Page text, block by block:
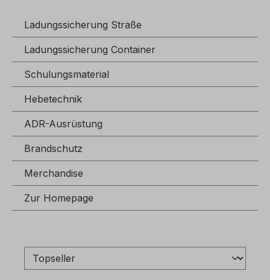
Ladungssicherung Straße
Ladungssicherung Container
Schulungsmaterial
Hebetechnik
ADR-Ausrüstung
Brandschutz
Merchandise
Zur Homepage